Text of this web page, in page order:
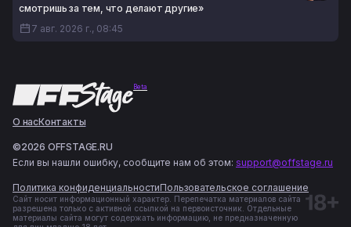
смотришь за тем, что делают другие»
7 авг. 2026 г., 08:45
Beta
О насКонтакты
©2026 OFFSTAGE.RU
Если вы нашли ошибку, сообщите нам об этом: support@offstage.ru
Политика конфиденциальностиПользовательское соглашение
Сайт носит информационный характер. Перепечатка материалов сайта
разрешена только с активной ссылкой на первоисточник. Отдельные
материалы сайта могут содержать информацию, не предназначенную